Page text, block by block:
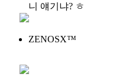
니 얘기냐? ㅎ
ZENOSX™